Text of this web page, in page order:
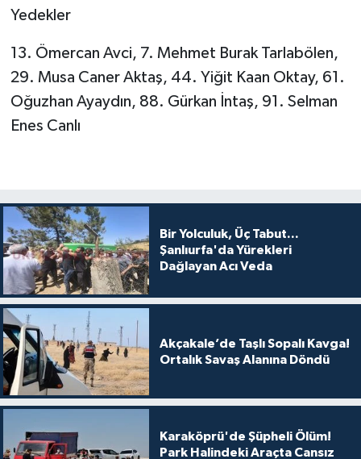
Yedekler
13. Ömercan Avci, 7. Mehmet Burak Tarlabölen,
29. Musa Caner Aktaş, 44. Yiğit Kaan Oktay, 61.
Oğuzhan Ayaydın, 88. Gürkan İntaş, 91. Selman
Enes Canlı
Bir Yolculuk, Üç Tabut...
Şanlıurfa'da Yürekleri
Dağlayan Acı Veda
Akçakale’de Taşlı Sopalı Kavga!
Ortalık Savaş Alanına Döndü
Karaköprü'de Şüpheli Ölüm!
Park Halindeki Araçta Cansız